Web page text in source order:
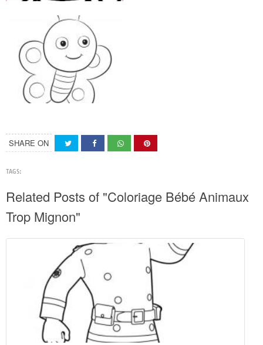
SHARE ON
TAGS:
Related Posts of "Coloriage Bébé Animaux
Trop Mignon"